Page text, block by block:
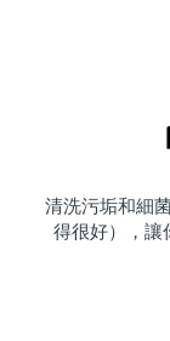
清洗污垢和細
得很好），讓